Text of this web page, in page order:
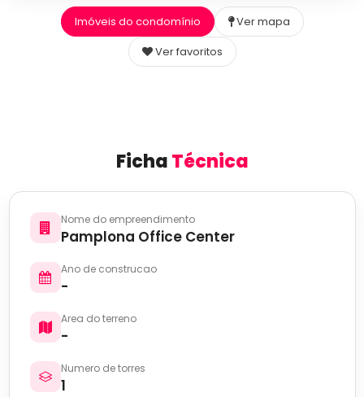
Imóveis do condomínio
Ver mapa
Ver favoritos
FichaTécnica
Nome do empreendimento
Pamplona Office Center
Ano de construcao
-
Area do terreno
-
Numero de torres
1